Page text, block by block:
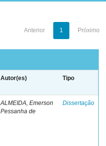
Anterior 1 Próximo
Autor(es) Tipo
ALMEIDA, Emerson
Pessanha de
Dissertação